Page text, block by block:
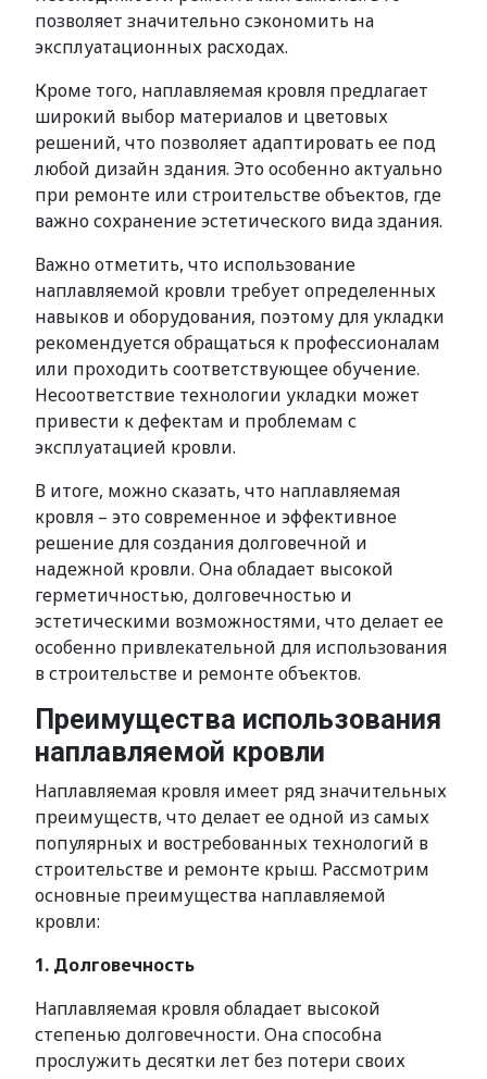
позволяет значительно сэкономить на
эксплуатационных расходах.
Кроме того, наплавляемая кровля предлагает
широкий выбор материалов и цветовых
решений, что позволяет адаптировать ее под
любой дизайн здания. Это особенно актуально
при ремонте или строительстве объектов, где
важно сохранение эстетического вида здания.
Важно отметить, что использование
наплавляемой кровли требует определенных
навыков и оборудования, поэтому для укладки
рекомендуется обращаться к профессионалам
или проходить соответствующее обучение.
Несоответствие технологии укладки может
привести к дефектам и проблемам с
эксплуатацией кровли.
В итоге, можно сказать, что наплавляемая
кровля – это современное и эффективное
решение для создания долговечной и
надежной кровли. Она обладает высокой
герметичностью, долговечностью и
эстетическими возможностями, что делает ее
особенно привлекательной для использования
в строительстве и ремонте объектов.
Преимущества использования
наплавляемой кровли
Наплавляемая кровля имеет ряд значительных
преимуществ, что делает ее одной из самых
популярных и востребованных технологий в
строительстве и ремонте крыш. Рассмотрим
основные преимущества наплавляемой
кровли:
1. Долговечность
Наплавляемая кровля обладает высокой
степенью долговечности. Она способна
прослужить десятки лет без потери своих